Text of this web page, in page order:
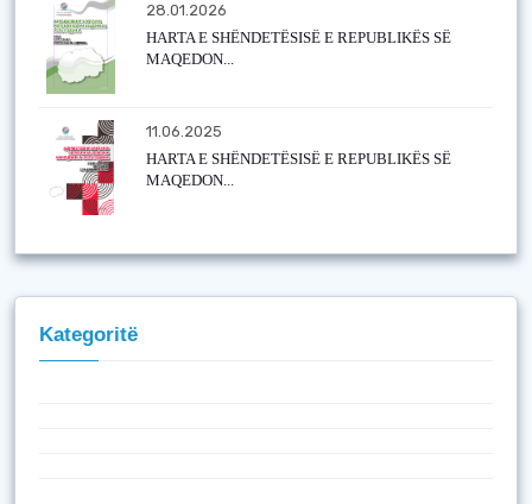
28.01.2026
HARTA E SHËNDETËSISË E REPUBLIKËS SË
MAQEDON...
11.06.2025
HARTA E SHËNDETËSISË E REPUBLIKËS SË
MAQEDON...
Kategoritë